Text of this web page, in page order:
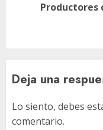
Siguiente
Productores
Deja una
Lo siento, debes
comentario.